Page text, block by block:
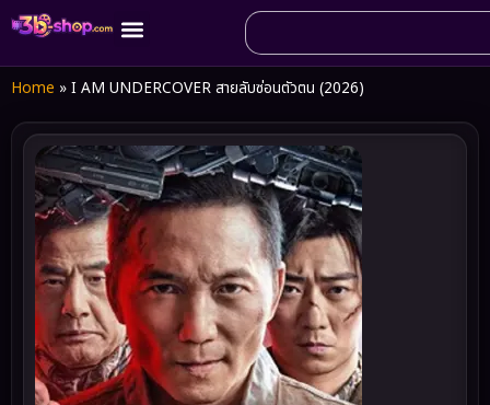
Home » I AM UNDERCOVER สายลับซ่อนตัวตน (2026)